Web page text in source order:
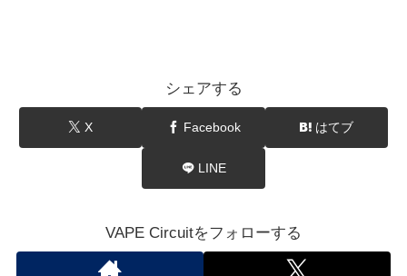
シェアする
X Facebook はてブ
LINE
VAPE Circuitをフォローする